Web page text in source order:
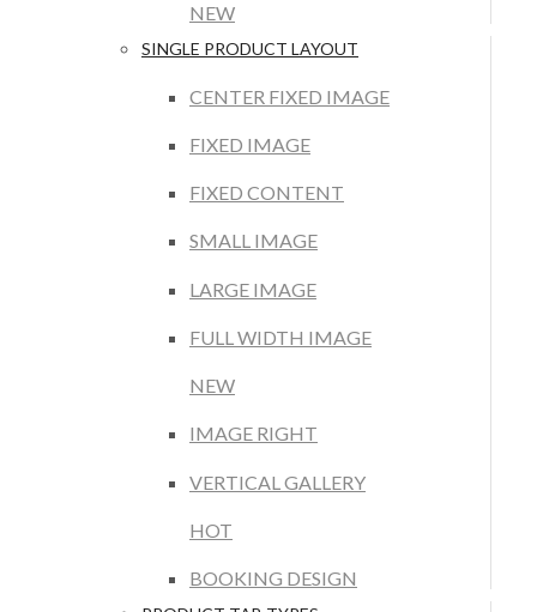
NEW
SINGLE PRODUCT LAYOUT
CENTER FIXED IMAGE
FIXED IMAGE
FIXED CONTENT
SMALL IMAGE
LARGE IMAGE
FULL WIDTH IMAGE
NEW
IMAGE RIGHT
VERTICAL GALLERY
HOT
BOOKING DESIGN